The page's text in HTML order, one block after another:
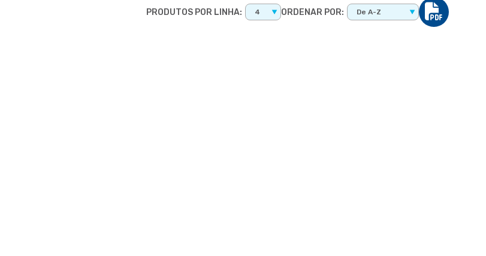
PRODUTOS POR LINHA: 4 ORDENAR POR: De A-Z